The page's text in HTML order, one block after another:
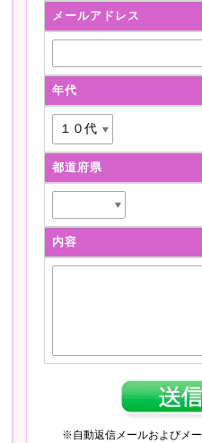
メールアドレス
年代
都道府県
内容
※自動返信メールおよびメ